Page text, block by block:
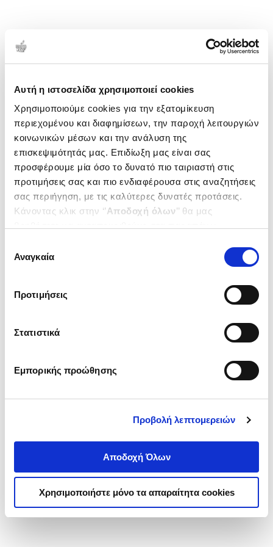
Αυτή η ιστοσελίδα χρησιμοποιεί cookies
Χρησιμοποιούμε cookies για την εξατομίκευση
περιεχομένου και διαφημίσεων, την παροχή λειτουργιών
κοινωνικών μέσων και την ανάλυση της
επισκεψιμότητάς μας. Επιδίωξη μας είναι σας
προσφέρουμε μία όσο το δυνατό πιο ταιριαστή στις
προτιμήσεις σας και πιο ενδιαφέρουσα στις αναζητήσεις
σας περιήγηση, με τις καλύτερες δυνατές προτάσεις.
Κάνοντας κλικ στην ‘’Αποδοχή όλων’’ θα μας
ενδιαφέρουν και να επιλέξετε από τα παρακάτω με την
΄΄και να ενημερωθείτε σχετικά με
συγκατάθεσης
Αναγκαία
Προτιμήσεις
Στατιστικά
Εμπορικής προώθησης
Προβολή λεπτομερειών
Αποδοχή Όλων
Χρησιμοποιήστε μόνο τα απαραίτητα cookies